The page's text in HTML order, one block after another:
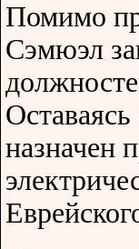
Помимо
Сэмюэл
назначен